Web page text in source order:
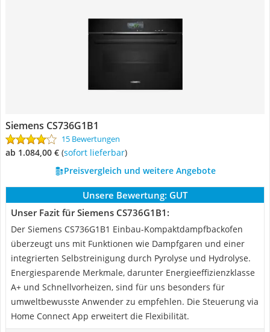
Siemens CS736G1B1
15 Bewertungen
ab 1.084,00 € ( Sofort lieferbar)
Preisvergleich und weitere Angebote
Unsere Bewertung: GUT
Unser Fazit für Siemens CS736G1B1:
Der Siemens CS736G1B1 Einbau-Kompaktdampfbackofen
überzeugt uns mit Funktionen wie Dampfgaren und einer
integrierten Selbstreinigung durch Pyrolyse und Hydrolyse.
Energiesparende Merkmale, darunter Energieeffizienzklasse
A+ und Schnellvorheizen, sind für uns besonders für
umweltbewusste Anwender zu empfehlen. Die Steuerung via
Home Connect App erweitert die Flexibilität.